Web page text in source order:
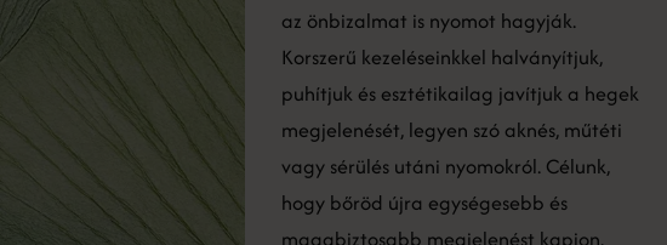
az önbizalmat is nyomot hagyják.
Korszerű kezeléseinkkel halványítjuk,
puhítjuk és esztétikailag javítjuk a hegek
megjelenését, legyen szó aknés, műtéti
vagy sérülés utáni nyomokról. Célunk,
hogy bőröd újra egységesebb és
magabiztosabb megjelenést kapjon.